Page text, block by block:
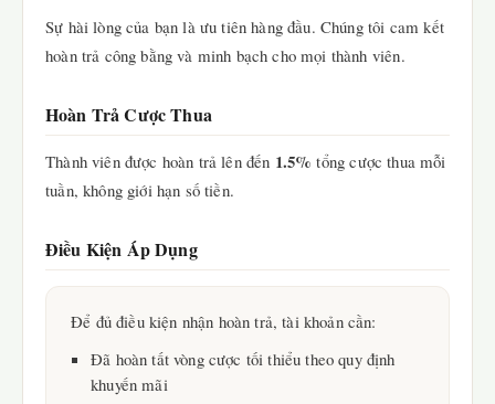
Sự hài lòng của bạn là ưu tiên hàng đầu. Chúng tôi cam kết
hoàn trả công bằng và minh bạch cho mọi thành viên.
Hoàn Trả Cược Thua
Thành viên được hoàn trả lên đến 1.5% tổng cược thua mỗi
tuần, không giới hạn số tiền.
Điều Kiện Áp Dụng
Để đủ điều kiện nhận hoàn trả, tài khoản cần:
Đã hoàn tất vòng cược tối thiểu theo quy định
khuyến mãi